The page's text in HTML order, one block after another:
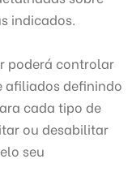
indicados.
poderá controlar
afiliados definindo
cada tipo de
ou desabilitar
seu